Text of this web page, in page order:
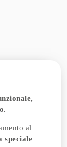
al
speciale